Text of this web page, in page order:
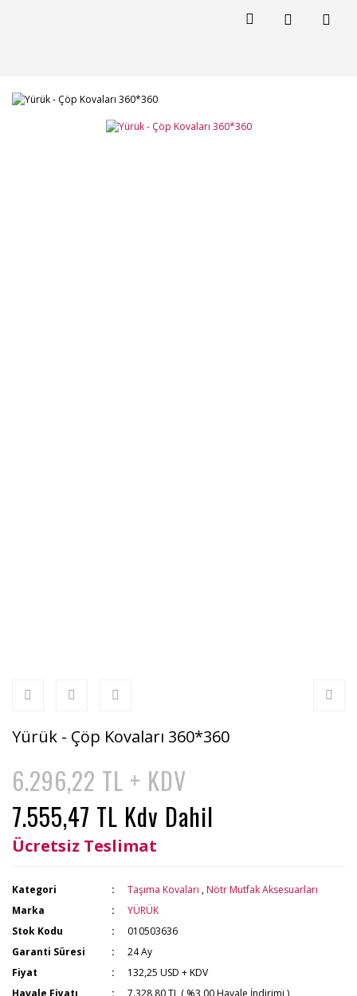
Yürük - Çöp Kovaları 360*360
6.296,22 TL + KDV
7.555,47 TL Kdv Dahil
Ücretsiz Teslimat
Kategori Taşıma Kovaları , Nötr Mutfak Aksesuarları
Marka
YÜRÜK
Stok Kodu
010503636
Garanti Süresi
24 Ay
Fiyat
132,25 USD + KDV
Havale Fiyatı
7.328,80 TL ( %3,00 Havale İndirimi )